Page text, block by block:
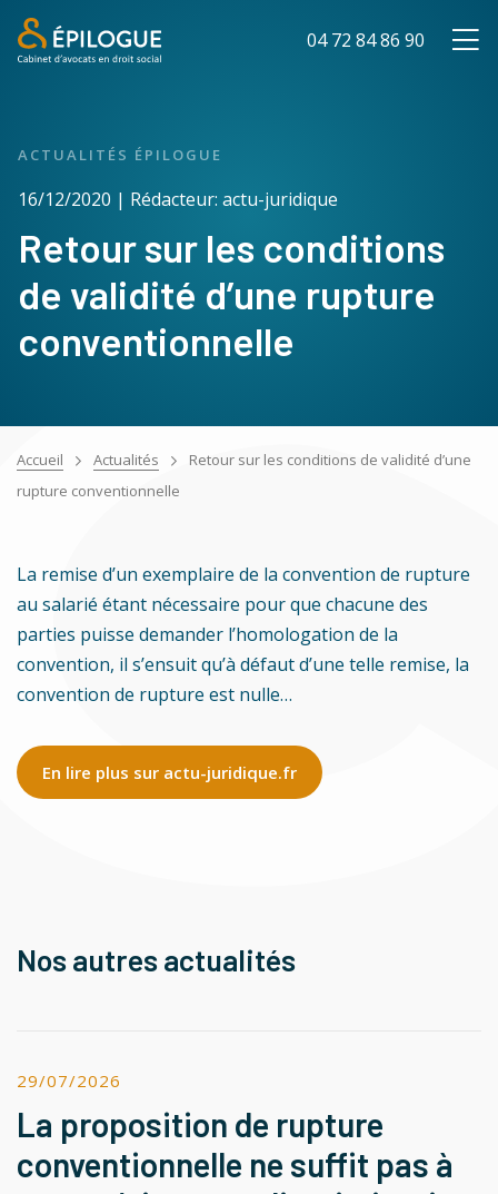
04 72 84 86 90
ACTUALITÉS ÉPILOGUE
16/12/2020 | Rédacteur: actu-juridique
Retour sur les conditions
de validité d’une rupture
conventionnelle
Accueil Actualités
Retour sur les conditions de validité d’une
rupture conventionnelle
La remise d’un exemplaire de la convention de rupture
au salarié étant nécessaire pour que chacune des
parties puisse demander l’homologation de la
convention, il s’ensuit qu’à défaut d’une telle remise, la
convention de rupture est nulle…
En lire plus sur actu-juridique.fr
Nos autres actualités
29/07/2026
La proposition de rupture
conventionnelle ne suffit pas à